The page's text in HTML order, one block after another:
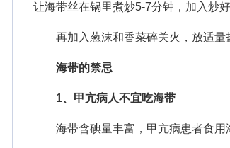
让海带丝在锅里煮炒5-7分钟，加入炒
再加入葱沫和香菜碎关火，放适量
海带的禁忌
1、甲亢病人不宜吃海带
海带含碘量丰富，甲亢病患者食用